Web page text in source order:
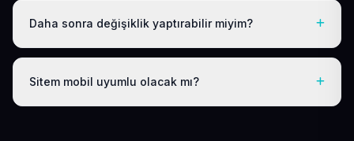
Daha sonra değişiklik yaptırabilir miyim?
Evet. Teslimden sonra ilk 30 gün ücretsiz revizyon
destek sağlıyoruz. Sonraki yıllarda da uygun bakım
paketlerimiz mevcuttur.
Sitem mobil uyumlu olacak mı?